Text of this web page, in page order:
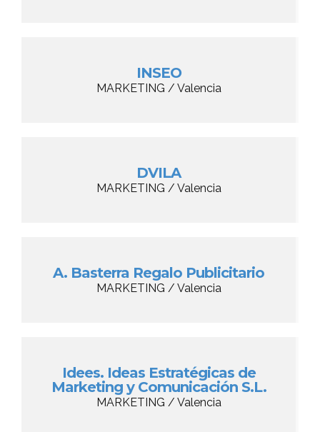
INSEO
MARKETING / Valencia
DVILA
MARKETING / Valencia
A. Basterra Regalo Publicitario
MARKETING / Valencia
Idees. Ideas Estratégicas de
Marketing y Comunicación S.L.
MARKETING / Valencia